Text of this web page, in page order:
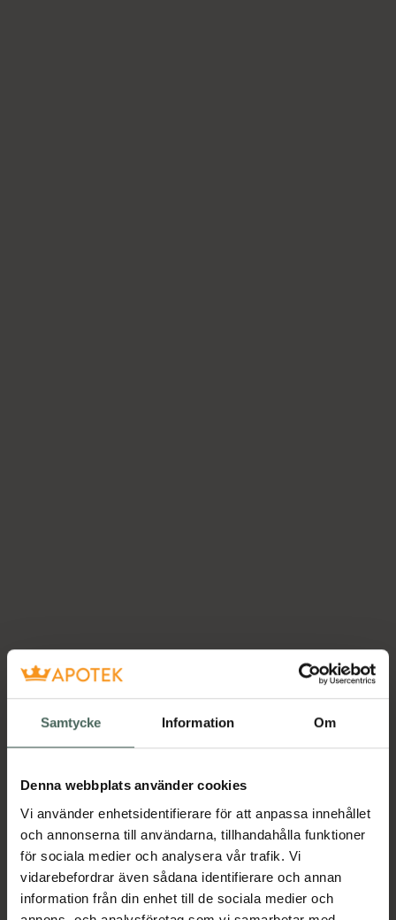
Samtycke Information Om
Denna webbplats använder cookies
Vi använder enhetsidentifierare för att anpassa innehållet
och annonserna till användarna, tillhandahålla funktioner
för sociala medier och analysera vår trafik. Vi
vidarebefordrar även sådana identifierare och annan
information från din enhet till de sociala medier och